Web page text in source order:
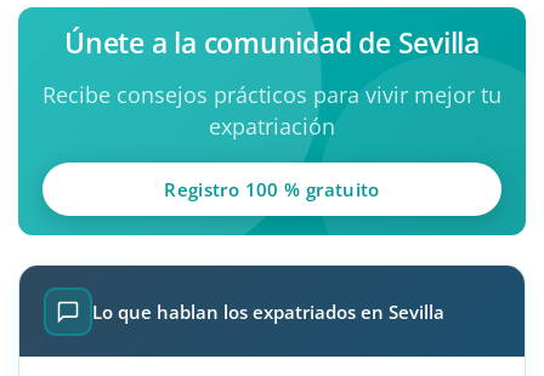
Únete a la comunidad de Sevilla
Recibe consejos prácticos para vivir mejor tu
expatriación
Registro 100 % gratuito
Lo que hablan los expatriados en Sevilla